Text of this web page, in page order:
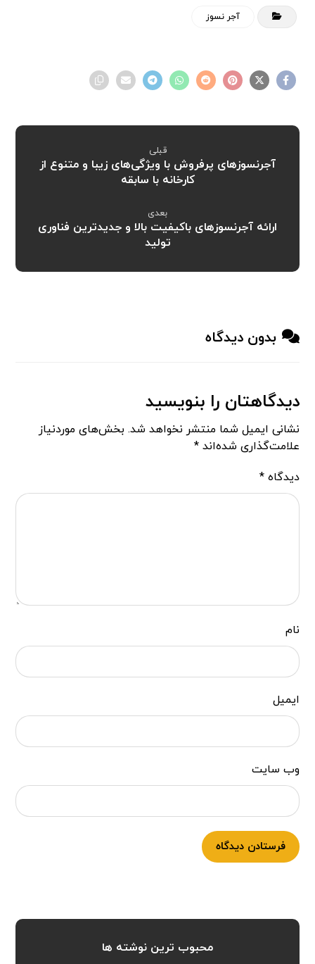
آجر نسوز
قبلی
آجرنسوزهای پرفروش با ویژگی‌های زیبا و متنوع از
کارخانه با سابقه
بعدی
ارائه آجرنسوزهای باکیفیت بالا و جدیدترین فناوری
تولید
بدون دیدگاه
دیدگاهتان را بنویسید
نشانی ایمیل شما منتشر نخواهد شد. بخش‌های موردنیاز
علامت‌گذاری شده‌اند*
دیدگاه*
نام
ایمیل
وب‌ سایت
فرستادن دیدگاه
محبوب ترین نوشته ها